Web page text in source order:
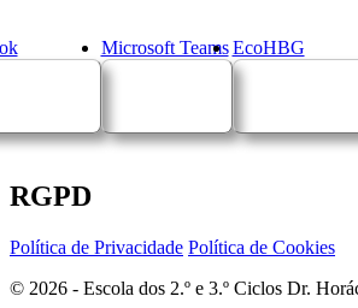
Microsoft Teams EcoHBG
RGPD
Política de Privacidade Política de Cookies
© 2026 - Escola dos 2.º e 3.º Ciclos Dr.